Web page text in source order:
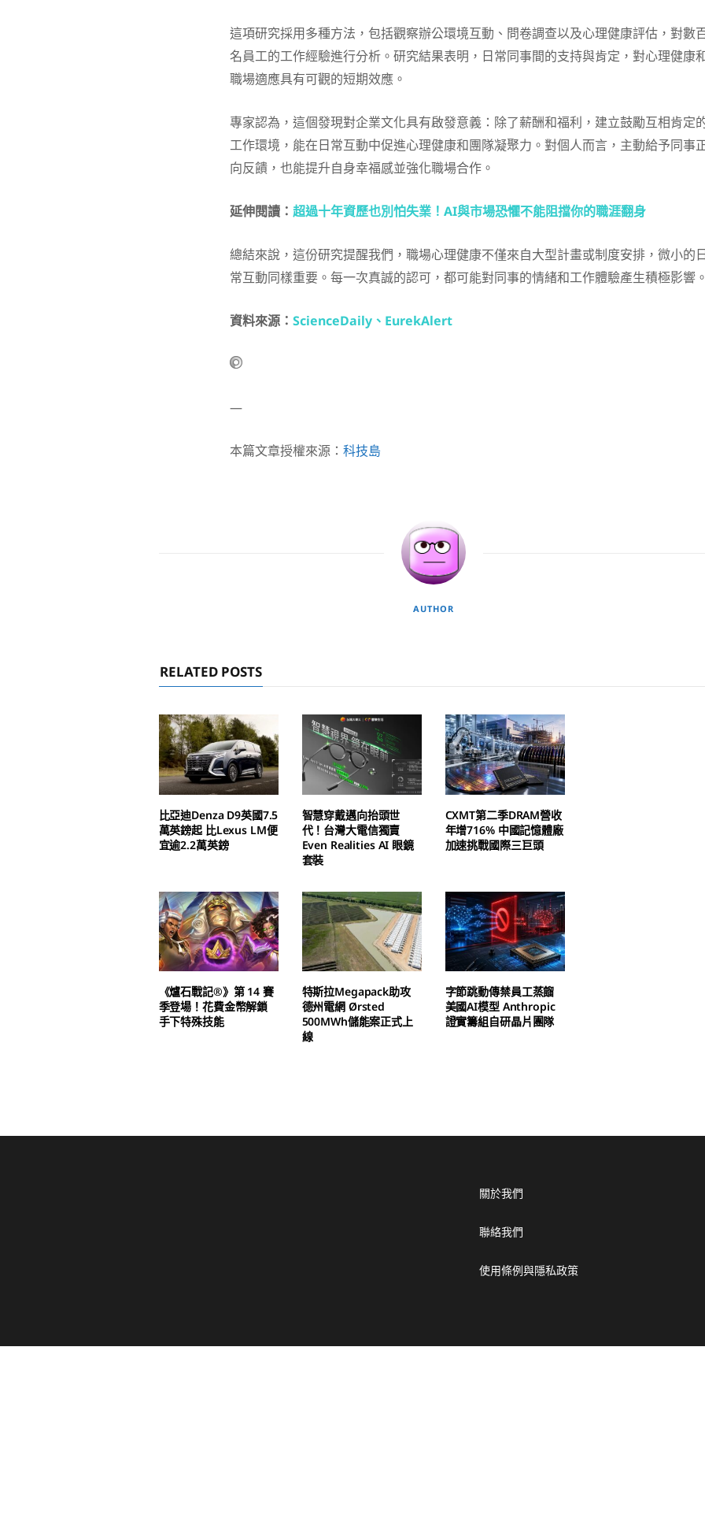
這項研究採用多種方法，包括觀察辦公環境互動、問卷調查以及心理健康評估，對數
名員工的工作經驗進行分析。研究結果表明，日常同事間的支持與肯定，對心理健康
職場適應具有可觀的短期效應。
專家認為，這個發現對企業文化具有啟發意義：除了薪酬和福利，建立鼓勵互相肯定
工作環境，能在日常互動中促進心理健康和團隊凝聚力。對個人而言，主動給予同事
向反饋，也能提升自身幸福感並強化職場合作。
延伸閱讀： 超過十年資歷也別怕失業！AI與市場恐懼不能阻擋你的職涯翻身
總結來說，這份研究提醒我們，職場心理健康不僅來自大型計畫或制度安排，微小的
常互動同樣重要。每一次真誠的認可，都可能對同事的情緒和工作體驗產生積極影響。
資料來源： ScienceDaily、 EurekAlert
—
本篇文章授權來源： 科技島
AUTHOR
RELATED POSTS
比亞迪Denza D9英國7.5
萬英鎊起 比Lexus LM便
宜逾2.2萬英鎊
智慧穿戴邁向抬頭世
代！台灣大電信獨賣
Even Realities AI 眼鏡
套裝
CXMT第二季DRAM營收
年增716% 中國記憶體廠
加速挑戰國際三巨頭
《爐石戰記®》第 14 賽
季登場！花費金幣解鎖
手下特殊技能
特斯拉Megapack助攻
德州電網 Ørsted
500MWh儲能案正式上
線
字節跳動傳禁員工蒸餾
美國AI模型 Anthropic
證實籌組自研晶片團隊
關於我們
聯絡我們
使用條例與隱私政策